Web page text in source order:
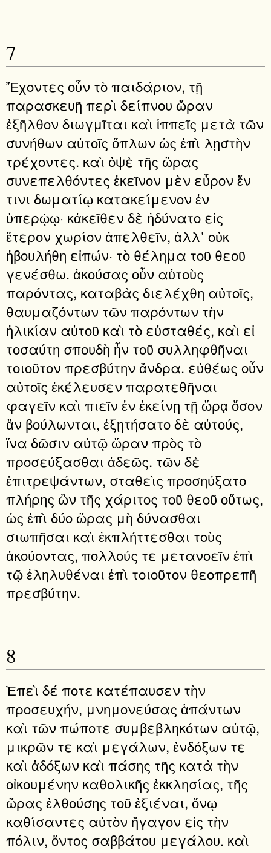
7
Ἔχοντες οὖν τὸ παιδάριον, τῇ
παρασκευῇ περὶ δείπνου ὥραν
ἐξῆλθον διωγμῖται καὶ ἱππεῖς μετὰ τῶν
συνήθων αὐτοῖς ὅπλων ὡς ἐπὶ λῃστὴν
τρέχοντες. καὶ ὀψὲ τῆς ὥρας
συνεπελθόντες ἐκεῖνον μὲν εὗρον ἔν
τινι δωματίῳ κατακείμενον ἐν
ὑπερῴῳ· κἀκεῖθεν δὲ ἠδύνατο εἰς
ἕτερον χωρίον ἀπελθεῖν, ἀλλ᾿ οὐκ
ἠβουλήθη εἰπών· τὸ θέλημα τοῦ θεοῦ
γενέσθω. ἀκούσας οὖν αὐτοὺς
παρόντας, καταβὰς διελέχθη αὐτοῖς,
θαυμαζόντων τῶν παρόντων τὴν
ἡλικίαν αὐτοῦ καὶ τὸ εὐσταθές, καὶ εἰ
τοσαύτη σπουδὴ ἦν τοῦ συλληφθῆναι
τοιοῦτον πρεσβύτην ἄνδρα. εὐθέως οὖν
αὐτοῖς ἐκέλευσεν παρατεθῆναι
φαγεῖν καὶ πιεῖν ἐν ἐκείνῃ τῇ ὥρᾳ ὅσον
ἂν βούλωνται, ἐξῃτήσατο δὲ αὐτούς,
ἵνα δῶσιν αὐτῷ ὥραν πρὸς τὸ
προσεύξασθαι ἀδεῶς. τῶν δὲ
ἐπιτρεψάντων, σταθεὶς προσηύξατο
πλήρης ὢν τῆς χάριτος τοῦ θεοῦ οὕτως,
ὡς ἐπὶ δύο ὥρας μὴ δύνασθαι
σιωπῆσαι καὶ ἐκπλήττεσθαι τοὺς
ἀκούοντας, πολλούς τε μετανοεῖν ἐπὶ
τῷ ἐληλυθέναι ἐπὶ τοιοῦτον θεοπρεπῆ
πρεσβύτην.
8
Ἐπεὶ δέ ποτε κατέπαυσεν τὴν
προσευχήν, μνημονεύσας ἁπάντων
καὶ τῶν πώποτε συμβεβληκότων αὐτῷ,
μικρῶν τε καὶ μεγάλων, ἐνδόξων τε
καὶ ἀδόξων καὶ πάσης τῆς κατὰ τὴν
οἰκουμένην καθολικῆς ἐκκλησίας, τῆς
ὥρας ἐλθούσης τοῦ ἐξιέναι, ὄνῳ
καθίσαντες αὐτὸν ἤγαγον εἰς τὴν
πόλιν, ὄντος σαββάτου μεγάλου. καὶ